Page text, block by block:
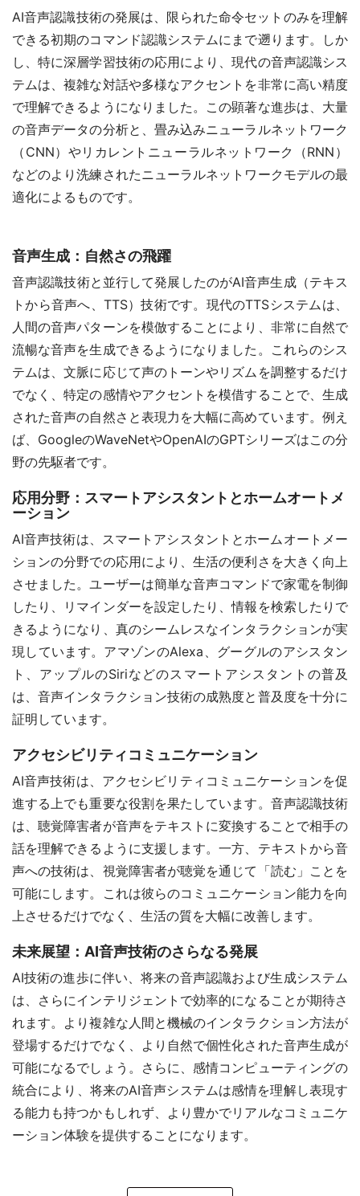
AI音声認識技術の発展は、限られた命令セットのみを理解
できる初期のコマンド認識システムにまで遡ります。しか
し、特に深層学習技術の応用により、現代の音声認識シス
テムは、複雑な対話や多様なアクセントを非常に高い精度
で理解できるようになりました。この顕著な進歩は、大量
の音声データの分析と、畳み込みニューラルネットワーク
（CNN）やリカレントニューラルネットワーク（RNN）
などのより洗練されたニューラルネットワークモデルの最
適化によるものです。
音声生成：自然さの飛躍
音声認識技術と並行して発展したのがAI音声生成（テキス
トから音声へ、TTS）技術です。現代のTTSシステムは、
人間の音声パターンを模倣することにより、非常に自然で
流暢な音声を生成できるようになりました。これらのシス
テムは、文脈に応じて声のトーンやリズムを調整するだけ
でなく、特定の感情やアクセントを模借することで、生成
された音声の自然さと表現力を大幅に高めています。例え
ば、GoogleのWaveNetやOpenAIのGPTシリーズはこの分
野の先駆者です。
応用分野：スマートアシスタントとホームオートメ
ーション
AI音声技術は、スマートアシスタントとホームオートメー
ションの分野での応用により、生活の便利さを大きく向上
させました。ユーザーは簡単な音声コマンドで家電を制御
したり、リマインダーを設定したり、情報を検索したりで
きるようになり、真のシームレスなインタラクションが実
現しています。アマゾンのAlexa、グーグルのアシスタン
ト、アップルのSiriなどのスマートアシスタントの普及
は、音声インタラクション技術の成熟度と普及度を十分に
証明しています。
アクセシビリティコミュニケーション
AI音声技術は、アクセシビリティコミュニケーションを促
進する上でも重要な役割を果たしています。音声認識技術
は、聴覚障害者が音声をテキストに変換することで相手の
話を理解できるように支援します。一方、テキストから音
声への技術は、視覚障害者が聴覚を通じて「読む」ことを
可能にします。これは彼らのコミュニケーション能力を向
上させるだけでなく、生活の質を大幅に改善します。
未来展望：AI音声技術のさらなる発展
AI技術の進歩に伴い、将来の音声認識および生成システム
は、さらにインテリジェントで効率的になることが期待さ
れます。より複雑な人間と機械のインタラクション方法が
登場するだけでなく、より自然で個性化された音声生成が
可能になるでしょう。さらに、感情コンピューティングの
統合により、将来のAI音声システムは感情を理解し表現す
る能力も持つかもしれず、より豊かでリアルなコミュニケ
ーション体験を提供することになります。